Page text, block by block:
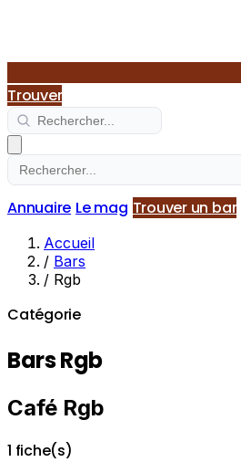
Trouver
Annuaire Le mag Trouver un bar
Accueil
/ Bars
/ Rgb
Catégorie
Bars Rgb
Café Rgb
1 fiche(s)